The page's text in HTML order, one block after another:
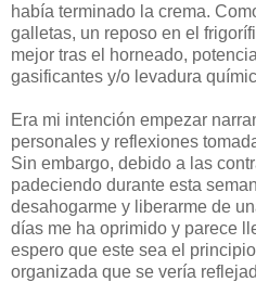
había terminado la crema.
galletas, un reposo en el
mejor tras el horneado,
gasificantes y/o levadura
Era mi intención empezar
personales y reflexiones
Sin embargo, debido a las
padeciendo durante esta
desahogarme y liberarme de
días me ha oprimido y parece
espero que este sea el
organizada que se vería